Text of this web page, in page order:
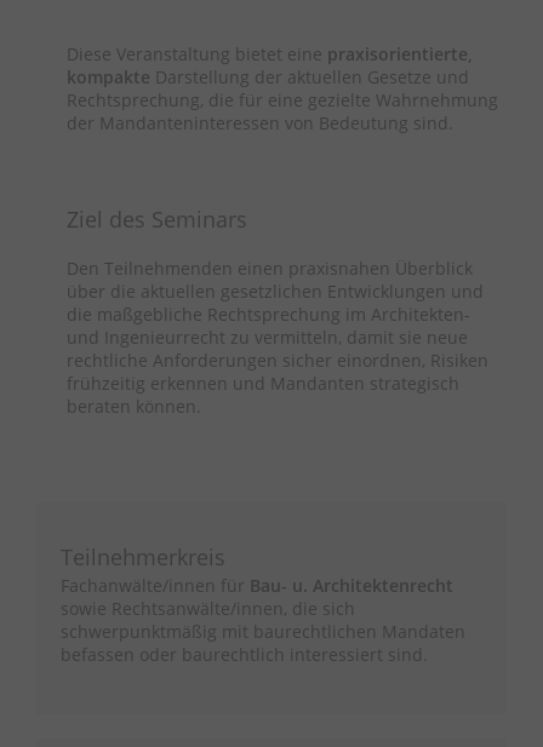
Diese Veranstaltung bietet eine praxisorientierte,
kompakte Darstellung der aktuellen Gesetze und
Rechtsprechung, die für eine gezielte Wahrnehmung
der Mandanteninteressen von Bedeutung sind.
Ziel des Seminars
Den Teilnehmenden einen praxisnahen Überblick
über die aktuellen gesetzlichen Entwicklungen und
die maßgebliche Rechtsprechung im Architekten-
und Ingenieurrecht zu vermitteln, damit sie neue
rechtliche Anforderungen sicher einordnen, Risiken
frühzeitig erkennen und Mandanten strategisch
beraten können.
Teilnehmerkreis
Fachanwälte/innen für Bau- u. Architektenrecht
sowie Rechtsanwälte/innen, die sich
schwerpunktmäßig mit baurechtlichen Mandaten
befassen oder baurechtlich interessiert sind.